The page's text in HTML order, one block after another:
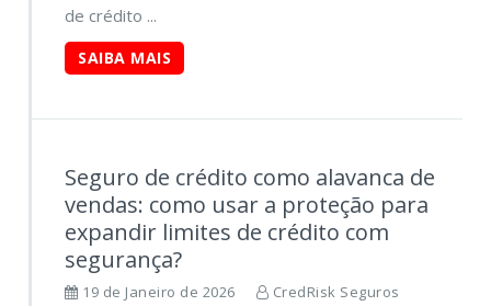
de crédito ...
SAIBA MAIS
Seguro de crédito como alavanca de
vendas: como usar a proteção para
expandir limites de crédito com
segurança?
19 de Janeiro de 2026
CredRisk Seguros